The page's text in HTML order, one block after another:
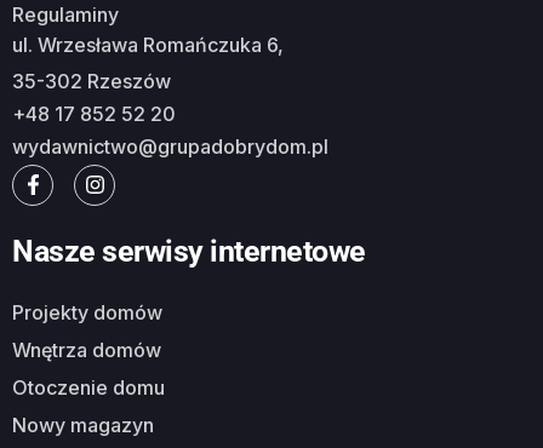
Regulaminy
ul. Wrzesława Romańczuka 6,
35-302 Rzeszów
+48 17 852 52 20
wydawnictwo@grupadobrydom.pl
Nasze serwisy internetowe
Projekty domów
Wnętrza domów
Otoczenie domu
Nowy magazyn